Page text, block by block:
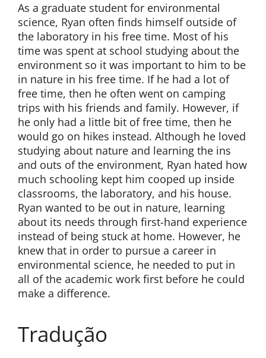
As a graduate student for environmental
science, Ryan often finds himself outside of
the laboratory in his free time. Most of his
time was spent at school studying about the
environment so it was important to him to be
in nature in his free time. If he had a lot of
free time, then he often went on camping
trips with his friends and family. However, if
he only had a little bit of free time, then he
would go on hikes instead. Although he loved
studying about nature and learning the ins
and outs of the environment, Ryan hated how
much schooling kept him cooped up inside
classrooms, the laboratory, and his house.
Ryan wanted to be out in nature, learning
about its needs through first-hand experience
instead of being stuck at home. However, he
knew that in order to pursue a career in
environmental science, he needed to put in
all of the academic work first before he could
make a difference.
Tradução